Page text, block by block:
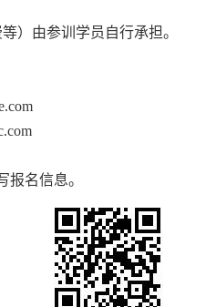
）由参训学员自行承担。
名信息。